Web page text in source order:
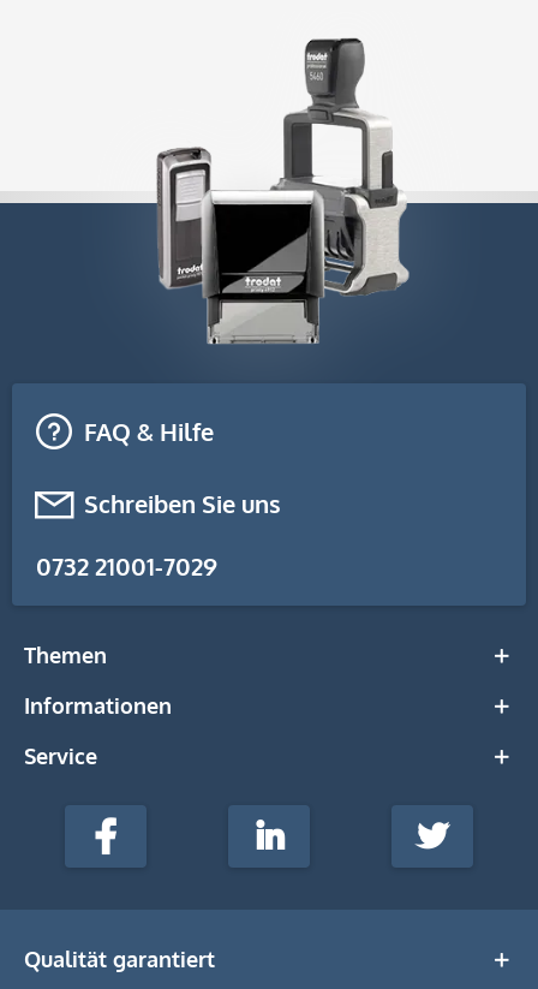
FAQ & Hilfe
Schreiben Sie uns
0732 21001-7029
Themen
Informationen
Service
stempel-
Media
Facebook LinkedIn Twitter
Qualität garantiert